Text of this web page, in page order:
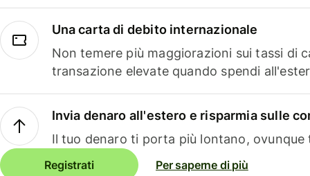
Una carta di debito internazionale
Non temere più maggiorazioni sui tassi di
transazione elevate quando spendi
Invia denaro all'estero e risparmia sulle
Il tuo denaro ti porta più lontano, ovunque
Registrati Per saperne di più